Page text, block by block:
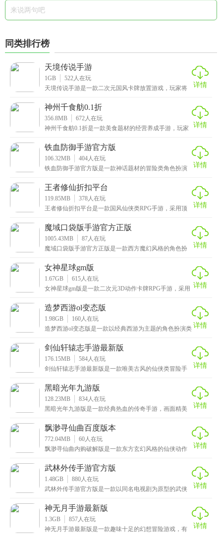
同类排行榜
天境传说手游
1GB 522人在玩
天境传说手游是一款二次元国风卡牌放置游戏，玩家将
结伴
详情
神州千食舫0.1折
356.8MB 672人在玩
神州千食舫0.1折是一款美食题材的经营养成手游，玩家
详情
铁血防御手游官方版
106.32MB 404人在玩
铁血防御手游官方版是一款神话题材的冒险类角色扮演
拥
详情
王者修仙折扣平台
119.85MB 378人在玩
王者修仙折扣平台是一款国风仙侠类RPG手游，采用顶
详情
魔域口袋版手游官方正版
1005.43MB 87人在玩
魔域口袋版手游官方正版是一款西方魔幻风格的角色扮
画面
详情
女神星球gm版
1.67GB 615人在玩
女神星球gm版是一款二次元3D动作卡牌RPG手游，采用 详情
造梦西游ol变态版
1.98GB 160人在玩
造梦西游ol变态版是一款以经典西游为主题的角色扮演类 详情
剑仙轩辕志手游最新版
176.15MB 584人在玩
剑仙轩辕志手游最新版是一款唯美古风的仙侠类冒险手
的
详情
黑暗光年九游版
128.23MB 834人在玩
黑暗光年九游版是一款经典热血的传奇手游，画面精美
角
详情
飘渺寻仙曲百度版本
772.04MB 60人在玩
飘渺寻仙曲内购破解版是一款东方玄幻风格的仙侠动作
地图
详情
武林外传手游官方版
1.48GB 880人在玩
武林外传手游官方版是一款以同名电视剧为原型的武侠
3D
详情
神无月手游最新版
1.3GB 857人在玩
神无月手游最新版是一款趣味十足的幻想冒险游戏，有
详情